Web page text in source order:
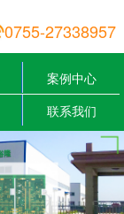
0755-27338957
案例中心
联系我们